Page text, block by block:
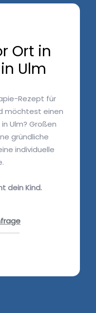
Ort in
Ulm
Rezept für
möchtest einen
Ulm? Großen
gründliche
individuelle
dein Kind.